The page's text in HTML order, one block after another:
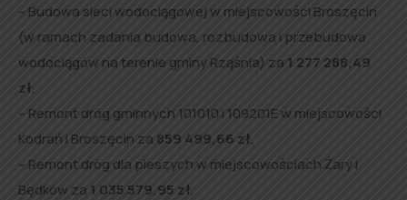
– Budowa sieci wodociągowej w miejscowości Broszęcin
(w ramach zadania budowa, rozbudowa i przebudowa
wodociągów na terenie gminy Rząśnia) za 1 277 288,49
zł,
– Remont dróg gminnych 101010 i 109201E w miejscowości
Kodrań i Broszęcin za 859 499,66 zł,
– Remont dróg dla pieszych w miejscowościach Żary i
Będków za 1 035 579,95 zł,